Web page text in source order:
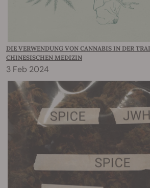
DIE VERWENDUNG VON CANNABIS IN DER
CHINESISCHEN MEDIZIN
3 Feb 2024